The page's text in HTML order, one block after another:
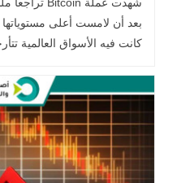
كانت فيه الأسواق العالمية